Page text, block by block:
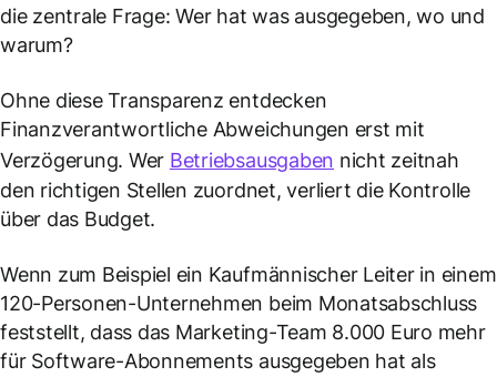
die zentrale Frage: Wer hat was ausgegeben, wo und
warum?
Ohne diese Transparenz entdecken
Finanzverantwortliche Abweichungen erst mit
Verzögerung. Wer Betriebsausgaben nicht zeitnah
den richtigen Stellen zuordnet, verliert die Kontrolle
über das Budget.
Wenn zum Beispiel ein Kaufmännischer Leiter in einem
120-Personen-Unternehmen beim Monatsabschluss
feststellt, dass das Marketing-Team 8.000 Euro mehr
für Software-Abonnements ausgegeben hat als